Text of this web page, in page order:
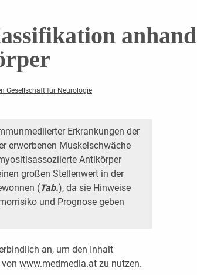
anhand
Gesellschaft für Neurologie
Erkrankungen der
erworbenen Muskelschwäche
Antikörper
großen Stellenwert in der
(Tab.), da sie Hinweise
und Prognose geben
an, um den Inhalt
www.medmedia.at zu nutzen.